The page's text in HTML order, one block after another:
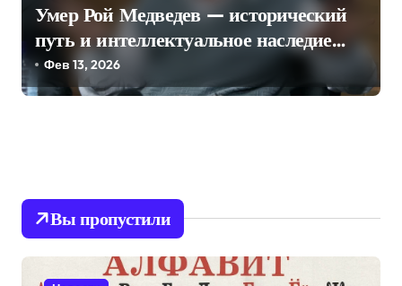
Умер Рой Медведев — исторический
путь и интеллектуальное наследие
длиною в век
Фев 13, 2026
Вы пропустили